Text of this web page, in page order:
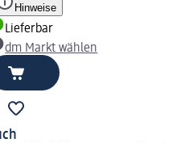
Hinweise
Lieferbar
dm Markt wählen